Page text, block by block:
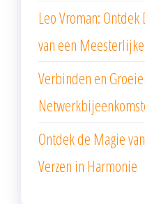
Leo Vroman:
van een
Verbinden en
Ontdek de Magie
Verzen in Harmonie